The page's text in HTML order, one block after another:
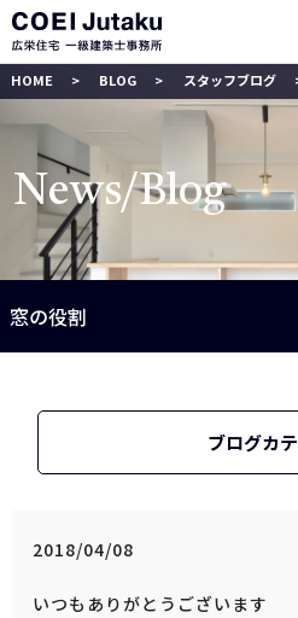
News/Blog
HOME BLOG スタッフブログ
窓の役割
ブログカ
2018/04/08
いつもありがとうございます